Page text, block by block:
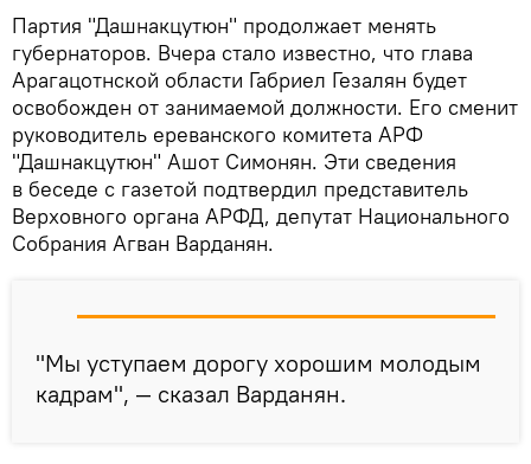
Партия "Дашнакцутюн" продолжает менять
губернаторов. Вчера стало известно, что глава
Арагацотнской области Габриел Гезалян будет
освобожден от занимаемой должности. Его сменит
руководитель ереванского комитета АРФ
"Дашнакцутюн" Ашот Симонян. Эти сведения
в беседе с газетой подтвердил представитель
Верховного органа АРФД, депутат Национального
Собрания Агван Варданян.
"Мы уступаем дорогу хорошим молодым
кадрам", — сказал Варданян.